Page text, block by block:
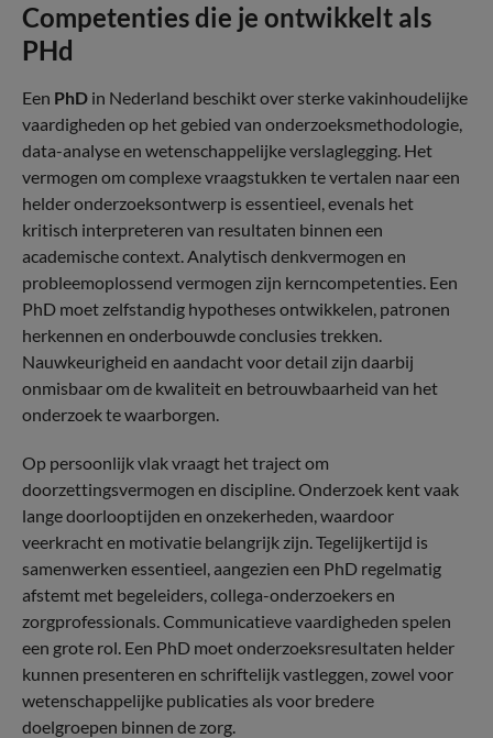
Competenties die je ontwikkelt als
PHd
Een PhD in Nederland beschikt over sterke vakinhoudelijke
vaardigheden op het gebied van onderzoeksmethodologie,
data-analyse en wetenschappelijke verslaglegging. Het
vermogen om complexe vraagstukken te vertalen naar een
helder onderzoeksontwerp is essentieel, evenals het
kritisch interpreteren van resultaten binnen een
academische context. Analytisch denkvermogen en
probleemoplossend vermogen zijn kerncompetenties. Een
PhD moet zelfstandig hypotheses ontwikkelen, patronen
herkennen en onderbouwde conclusies trekken.
Nauwkeurigheid en aandacht voor detail zijn daarbij
onmisbaar om de kwaliteit en betrouwbaarheid van het
onderzoek te waarborgen.
Op persoonlijk vlak vraagt het traject om
doorzettingsvermogen en discipline. Onderzoek kent vaak
lange doorlooptijden en onzekerheden, waardoor
veerkracht en motivatie belangrijk zijn. Tegelijkertijd is
samenwerken essentieel, aangezien een PhD regelmatig
afstemt met begeleiders, collega-onderzoekers en
zorgprofessionals. Communicatieve vaardigheden spelen
een grote rol. Een PhD moet onderzoeksresultaten helder
kunnen presenteren en schriftelijk vastleggen, zowel voor
wetenschappelijke publicaties als voor bredere
doelgroepen binnen de zorg.